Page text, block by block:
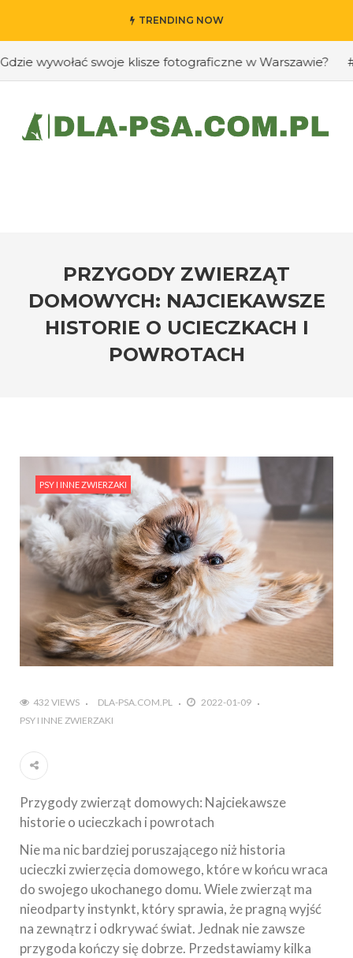
TRENDING NOW
wywołać swoje klisze fotograficzne w Warszawie? #Jak
PRZYGODY ZWIERZĄT
DOMOWYCH: NAJCIEKAWSZE
HISTORIE O UCIECZKACH I
POWROTACH
PSY I INNE ZWIERZAKI
432 VIEWS DLA-PSA.COM.PL
2022-01-09
PSY I INNE ZWIERZAKI
Przygody zwierząt domowych: Najciekawsze
historie o ucieczkach i powrotach
Nie ma nic bardziej poruszającego niż historia
ucieczki zwierzęcia domowego, które w końcu wraca
do swojego ukochanego domu. Wiele zwierząt ma
nieodparty instynkt, który sprawia, że pragną wyjść
na zewnątrz i odkrywać świat. Jednak nie zawsze
przygoda kończy się dobrze. Przedstawiamy kilka